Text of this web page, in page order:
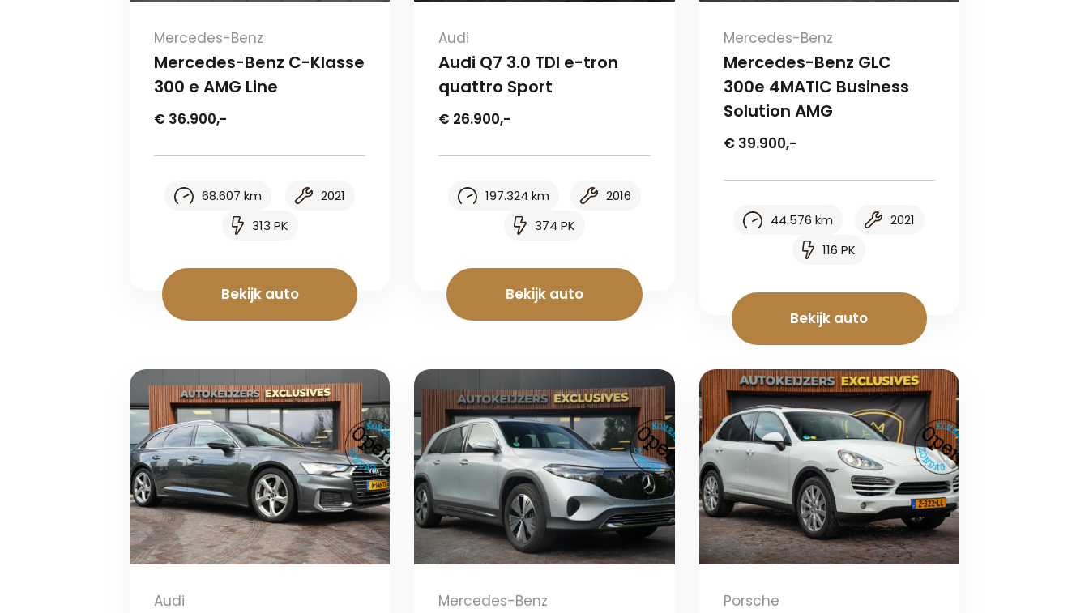
Mercedes-Benz
Mercedes-Benz C-Klasse
300 e AMG Line
€ 36.900,-
68.607 km
2021
313 PK
Bekijk auto
Audi
Audi Q7 3.0 TDI e-tron
quattro Sport
€ 26.900,-
197.324 km
2016
374 PK
Bekijk auto
Mercedes-Benz
Mercedes-Benz GLC
300e 4MATIC Business
Solution AMG
€ 39.900,-
44.576 km
2021
116 PK
Bekijk auto
Audi Mercedes-Benz Porsche